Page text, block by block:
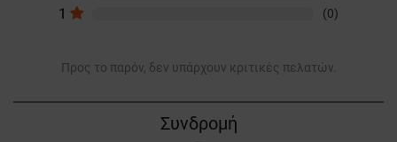
1 (0)
Προς το παρόν, δεν υπάρχουν κριτικές πελατών.
Συνδρομή